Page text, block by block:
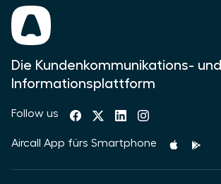
Die Kundenkommunikations- und
Informationsplattform
Follow us
Aircall App fürs Smartphone